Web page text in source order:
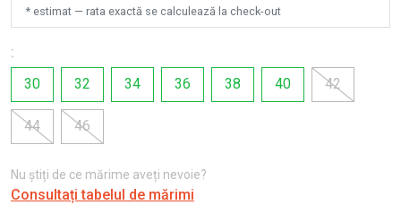
* estimat — rata exactă se calculează la check-out
:
30
32 34 36 38 40 42
44 46
Nu știți de ce mărime aveți nevoie?
Consultați tabelul de mărimi